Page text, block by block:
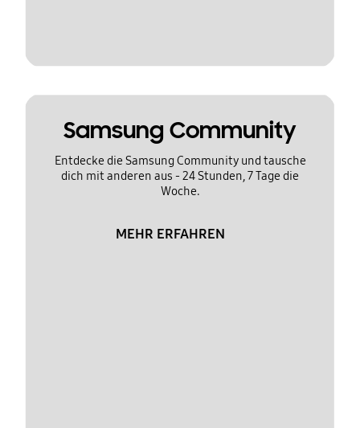
Samsung Community
Entdecke die Samsung Community und tausche
dich mit anderen aus - 24 Stunden, 7 Tage die
Woche.
MEHR ERFAHREN